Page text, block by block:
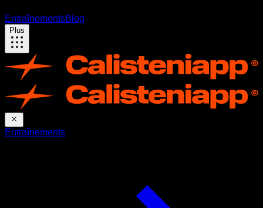
EntraînementsBlog
Plus
Entraînements